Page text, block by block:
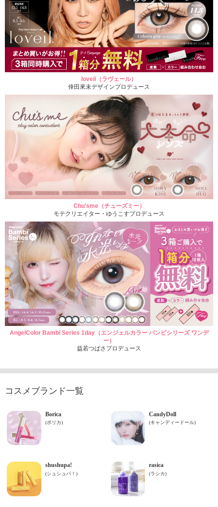
loveil（ラヴェール）
倖田來未デザインプロデュース
Chu'sme（チューズミー）
モテクリエイター・ゆうこすプロデュース
AngelColor Bambi Series 1day（エンジェルカラー バンビシリーズ ワンデ
ー）
益若つばさプロデュース
コスメブランド一覧